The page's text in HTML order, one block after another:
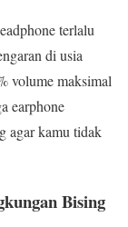
terlalu
di usia
volume maksimal
earphone
agar kamu tidak
Bising